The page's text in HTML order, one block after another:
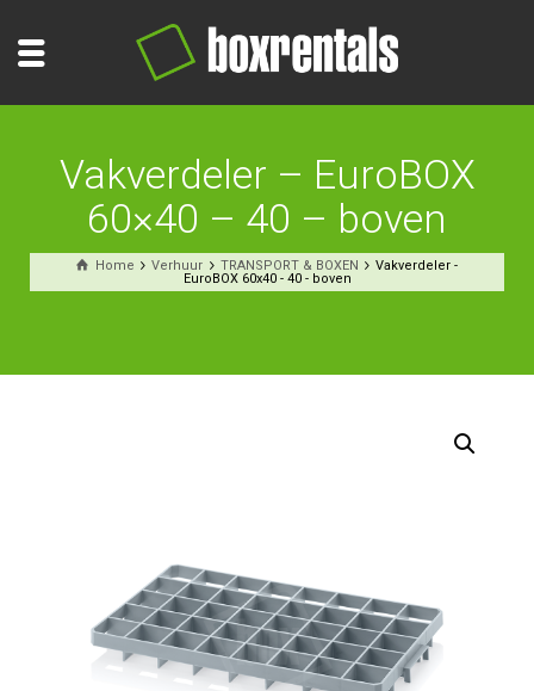
Vakverdeler – EuroBOX
60×40 – 40 – boven
Home Verhuur TRANSPORT & BOXEN
Vakverdeler -
EuroBOX 60x40 - 40 - boven